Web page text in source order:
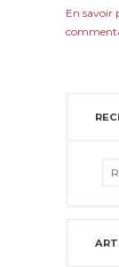
En savoir